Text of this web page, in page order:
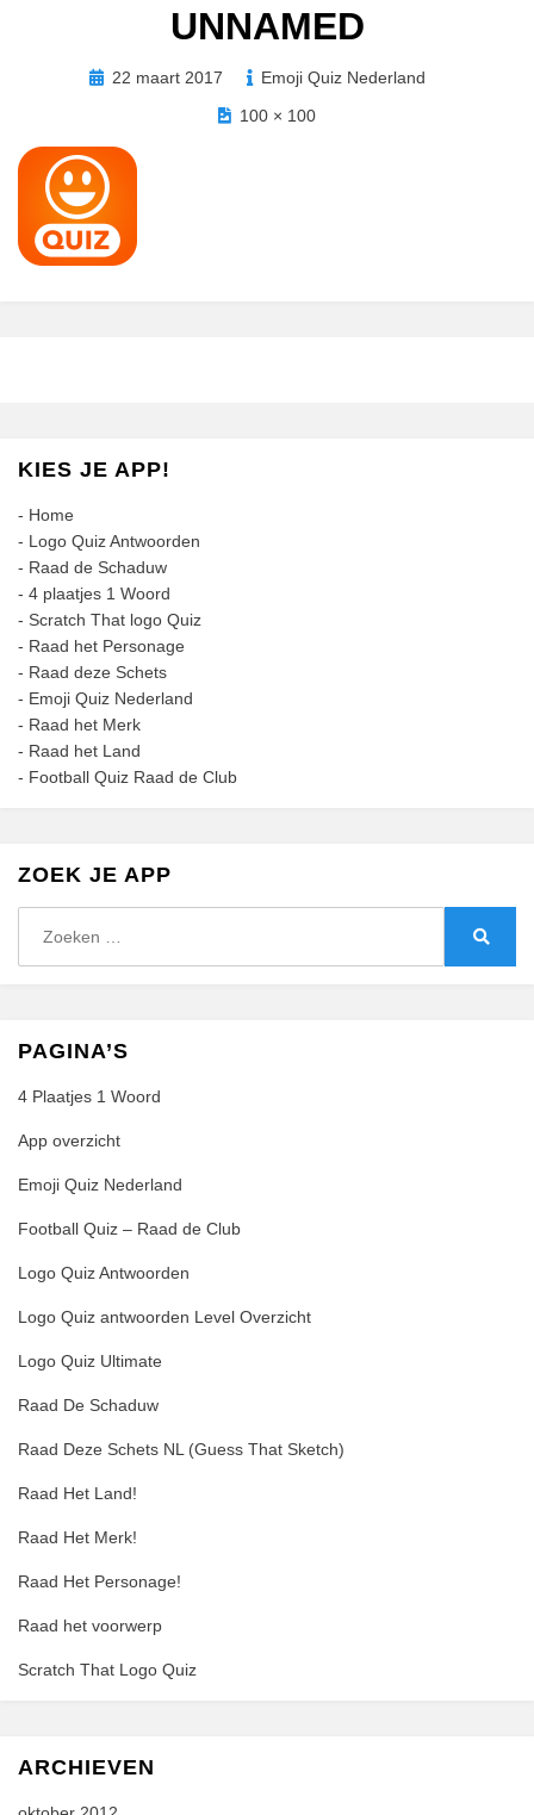
UNNAMED
Geplaatst
22 maart 2017
Emoji Quiz Nederland
100 × 100
KIES JE APP!
- Home
- Logo Quiz Antwoorden
- Raad de Schaduw
- 4 plaatjes 1 Woord
- Scratch That logo Quiz
- Raad het Personage
- Raad deze Schets
- Emoji Quiz Nederland
- Raad het Merk
- Raad het Land
- Football Quiz Raad de Club
ZOEK JE APP
naar:
PAGINA’S
4 Plaatjes 1 Woord
App overzicht
Emoji Quiz Nederland
Football Quiz – Raad de Club
Logo Quiz Antwoorden
Logo Quiz antwoorden Level Overzicht
Logo Quiz Ultimate
Raad De Schaduw
Raad Deze Schets NL (Guess That Sketch)
Raad Het Land!
Raad Het Merk!
Raad Het Personage!
Raad het voorwerp
Scratch That Logo Quiz
ARCHIEVEN